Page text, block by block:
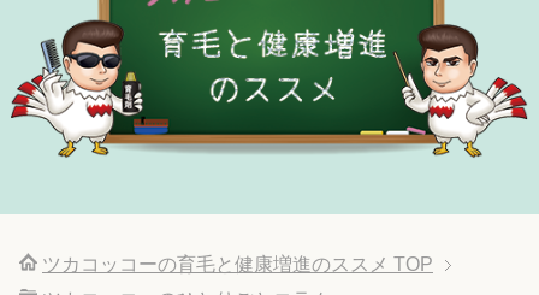
ツカコッコーの育毛と健康増進のススメ TOP